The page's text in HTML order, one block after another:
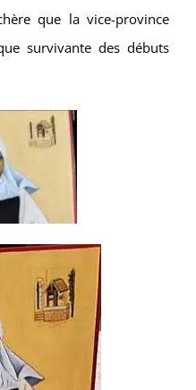
que la vice-province
survivante des débuts